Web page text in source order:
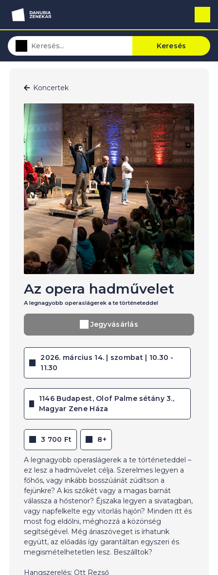
Keresés
Koncertek
Az opera hadművelet
A legnagyobb operaslágerek a te történeteddel
Jegyvásárlás
2026. március 14. | szombat | 10.30 -
11.30
1146 Budapest, Olof Palme sétány 3.,
Magyar Zene Háza
3 700 Ft 8+
A legnagyobb operaslágerek a te történeteddel –
ez lesz a hadművelet célja. Szerelmes legyen a
főhős, vagy inkább bosszúáriát zúdítson a
fejünkre? A kis szőkét vagy a magas barnát
válassza a hőstenor? Éjszaka legyen a sivatagban,
vagy napfelkelte egy vitorlás hajón? Minden itt és
most fog eldőlni, méghozzá a közönség
segítségével. Még áriaszöveget is írhatunk
együtt, az előadás így garantáltan egyszeri és
megismételhetetlen lesz. Beszálltok?
Hangszerelés: Ott Rezső